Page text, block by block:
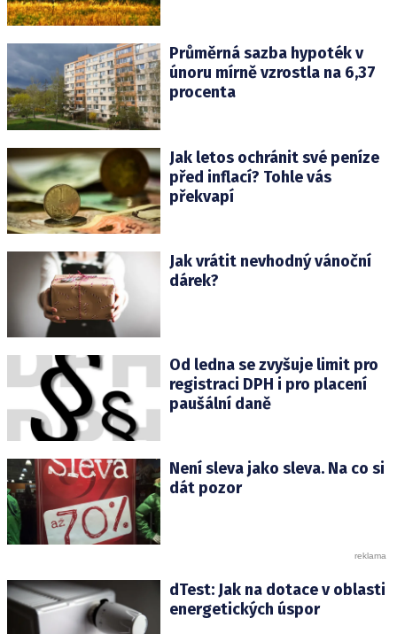
Průměrná sazba hypoték v
únoru mírně vzrostla na 6,37
procenta
Jak letos ochránit své peníze
před inflací? Tohle vás
překvapí
Jak vrátit nevhodný vánoční
dárek?
Od ledna se zvyšuje limit pro
registraci DPH i pro placení
paušální daně
Není sleva jako sleva. Na co si
dát pozor
dTest: Jak na dotace v oblasti
energetických úspor